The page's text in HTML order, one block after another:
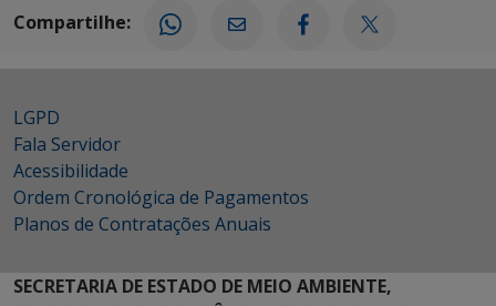
Compartilhe:
LGPD
Fala Servidor
Acessibilidade
Ordem Cronológica de Pagamentos
Planos de Contratações Anuais
SECRETARIA DE ESTADO DE MEIO AMBIENTE,